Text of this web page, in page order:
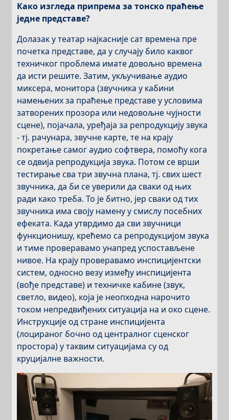
Како изгледа припрема за тонско праћење
једне представе?
Долазак у театар најкасније сат времена пре
почетка представе, да у случају било каквог
техничког проблема имате довољно времена
да исти решите. Затим, укључивање аудио
миксера, монитора (звучника у кабини
намењених за праћење представе у условима
затворених прозора или недовољне чујности
сцене), појачала, уређаја за репродукцију звука
- тј. рачунара, звучне карте, те на крају
покретање самог аудио софтвера, помоћу кога
се одвија репродукција звука. Потом се врши
тестирање сва три звучна плана, тј. свих шест
звучника, да би се уверили да сваки од њих
ради како треба. То је битно, јер сваки од тих
звучника има своју намену у смислу посебних
ефеката. Када утврдимо да сви звучници
функционишу, крећемо са репродукцијом звука
и тиме проверавамо унапред успостављене
нивое. На крају проверавамо инспицијентски
систем, односно везу између инспицијента
(вође представе) и техничке кабине (звук,
светло, видео), која је неопходна нарочито
током непредвиђених ситуација на и око сцене.
Инструкције од стране инспицијента
(лоцираног бочно од централног сценског
простора) у таквим ситуацијама су од
круцијалне важности.